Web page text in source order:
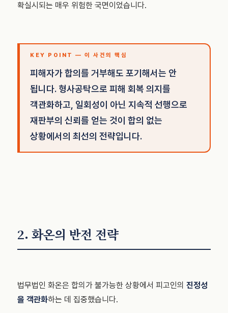
확실시되는 매우 위험한 국면이었습니다.
KEY POINT — 이 사건의 핵심
피해자가 합의를 거부해도 포기해서는 안
됩니다. 형사공탁으로 피해 회복 의지를
객관화하고, 일회성이 아닌 지속적 선행으로
재판부의 신뢰를 얻는 것이 합의 없는
상황에서의 최선의 전략입니다.
2. 화온의 반전 전략
법무법인 화온은 합의가 불가능한 상황에서 피고인의 진정성
을 객관화하는 데 집중했습니다.